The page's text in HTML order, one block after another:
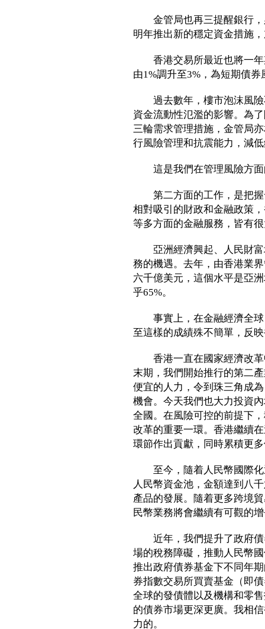
金管局也再三提醒銀行，
明年推出新的穩定資金措施
香港交易所最近也將一年
由1%調升至3%，為短期債
過去數年，樓市泡沫風險
資金流動性氾濫的影響。為
三輪需求管理措施，金管局
行風險管理和抗震能力，減
這是我們在管理風險方面
第二方面的工作，是把握
相對吸引的財政和金融政策
等多方面的金融服務，皆有
亞洲經濟興起、人民財富
務的機遇。去年，由香港業
六千億美元，這個水平是亞
乎65%。
事實上，在金融經濟全球
至這樣的成績殊不簡單，反
香港一直在國家經濟改革
末期，我們開始推行的第二
便宜的人力，令到珠三角成
機會。今天我們也大力投資
全國。在風險可控的前提下
改革的重要一環。香港繼續
環節作出貢獻，同時累積更
至今，隨着人民幣國際化
人民幣資金池，金額達到八
產品的發展。隨着更多跨境
民幣業務將會繼續有可觀的
近年，我們提升了政府債
場的稅務障礙，推動人民幣
推出政府債券基金下不同年
券指數交易所買賣基金（即
全球的發債體以及機構和零
的債券市場更深更廣。我相
力的。